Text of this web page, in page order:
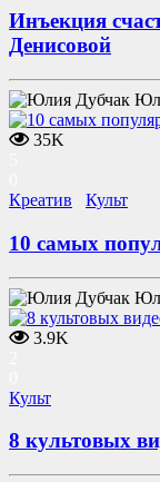
Инъекция
Денисовой
35K
Креатив
Культ
10 самых
3.9K
Культ
8 культовых